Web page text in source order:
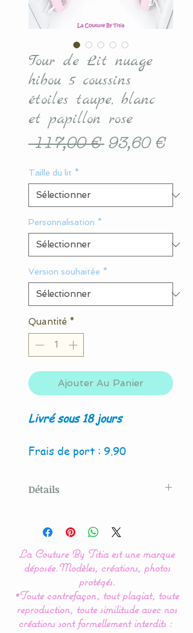
Tour de Lit nuage
hibou 5 coussins
étoiles taupe, blanc
et papillon rose
117,00 € Prix
93,60 €Prix
Taille du lit *
Personnalisation *
Version souhaitée *
Quantité *
Ajouter Au Panier
Livré sous 18 jours
Frais de port : 9.90
Détails
Couture By Titia
Possibilité de création avec
4 hiboux et/ou renard.
Ce tour de Lit nuage hibou
ou chouette est composé
La Couture By Titia est une marque
déposée.Modèles, créations, photos
protégés.
*Toute contrefaçon, tout plagiat, toute
reproduction, toute similitude avec nos
créations sont formellement interdits :